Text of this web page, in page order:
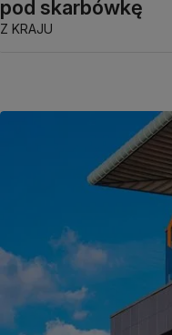
pod skarbówkę
Z KRAJU